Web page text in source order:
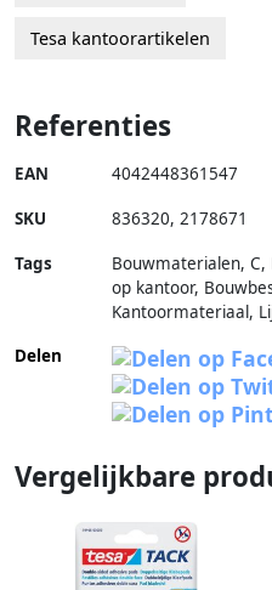
Tesa kantoorartikelen
Referenties
EAN 4042448361547
SKU 836320, 2178671
Tags
Bouwmaterialen, C,
op kantoor,
Kantoormateriaal,
Delen
Vergelijkbare